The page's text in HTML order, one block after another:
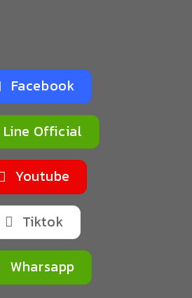
Facebook
Line Official
Youtube
Tiktok
Wharsapp